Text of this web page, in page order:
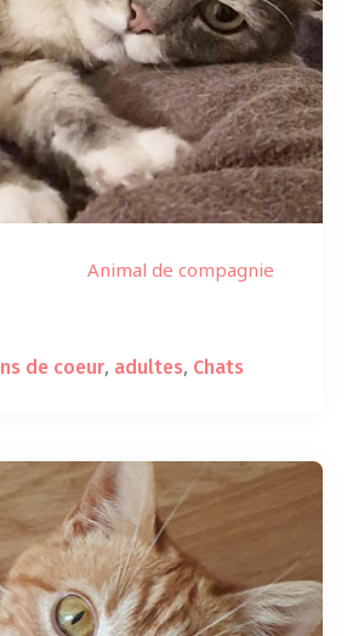
Animal de compagnie
de coeur, adultes, Chats